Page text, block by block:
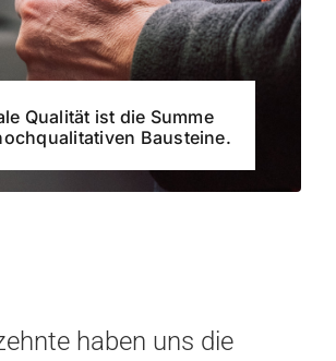
haben uns die
Qualität ist die Summe
Bausteine.